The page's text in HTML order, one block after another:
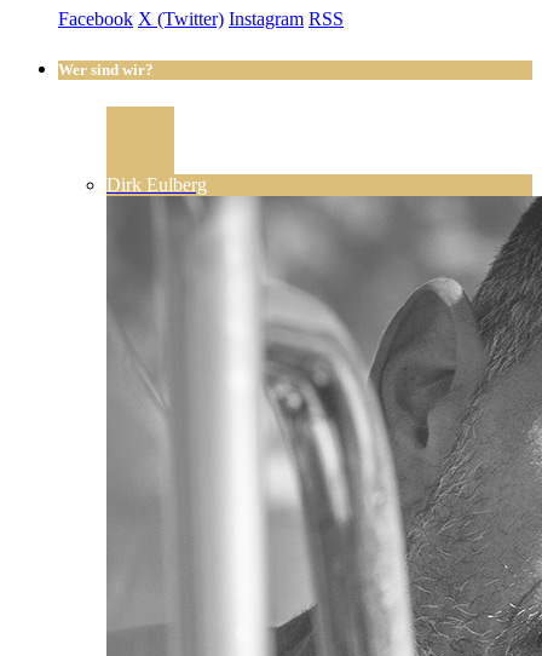
Facebook X (Twitter) Instagram RSS
Wer sind wir?
Dirk Eulberg